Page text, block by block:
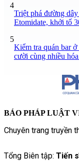
4
Triệt phá đường
Etomidate, khởi tố
5
Kiểm tra quán bar
cười cùng nhiều
BÁO PHÁP LUẬT
Chuyên trang truyền
Tổng Biên tập: Tiến